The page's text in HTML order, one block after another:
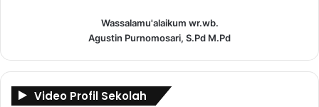
Wassalamu'alaikum wr.wb.
Agustin Purnomosari, S.Pd M.Pd
Video Profil Sekolah